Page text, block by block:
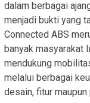
dalam berbagai
menjadi bukti yang
Connected ABS
banyak masyarakat
mendukung
melalui berbagai
desain, fitur